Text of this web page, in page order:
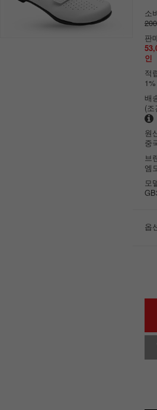
소
판
인
적
1%
배
(조
원
중
브
엠
모
옵